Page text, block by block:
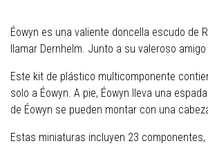
Éowyn es una valiente doncella escudo de
llamar Dernhelm. Junto a su valeroso
Este kit de plástico multicomponente
solo a Éowyn. A pie, Éowyn lleva una
de Éowyn se pueden montar con una
Estas miniaturas incluyen 23